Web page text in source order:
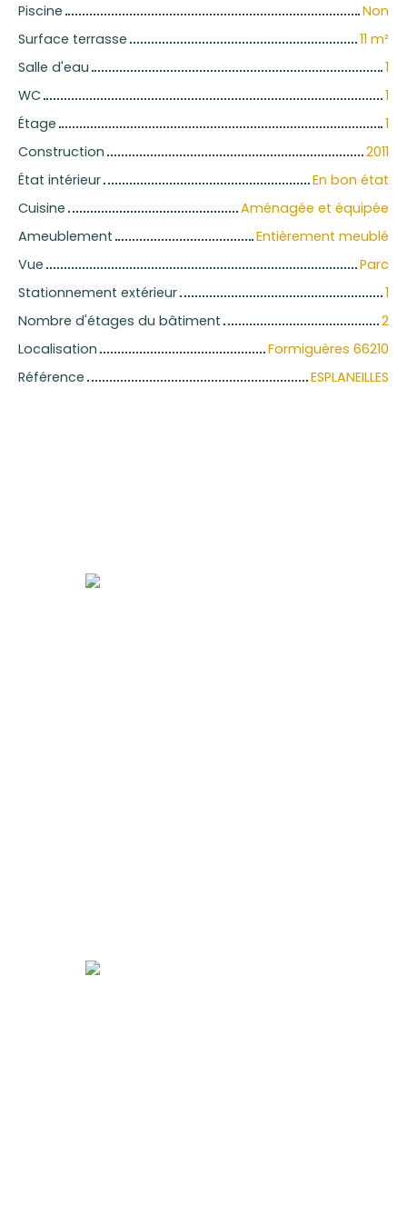
Piscine
Non
Surface terrasse
11 m²
Salle d'eau
1
WC
1
Étage
1
Construction
2011
État intérieur
En bon état
Cuisine
Aménagée et équipée
Ameublement
Entièrement meublé
Vue
Parc
Stationnement extérieur
1
Nombre d'étages du bâtiment
2
Localisation
Formiguères 66210
Référence
ESPLANEILLES